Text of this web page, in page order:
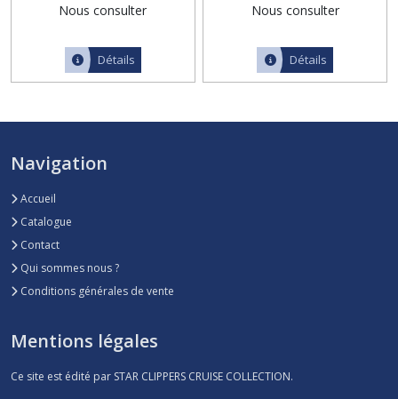
Nous consulter
Détails
Nous consulter
Détails
Navigation
Accueil
Catalogue
Contact
Qui sommes nous ?
Conditions générales de vente
Mentions légales
Ce site est édité par STAR CLIPPERS CRUISE COLLECTION.